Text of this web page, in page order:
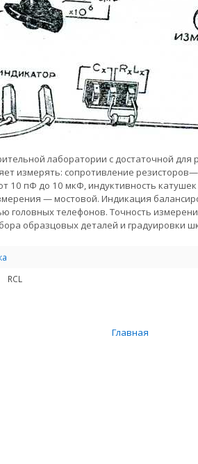
лаборатории с достаточной для
измерять: сопротивление
10 пФ до 10 мкФ, индуктивность
— мостовой. Индикация
головных телефонов. Точность
образцовых деталей и градуировки
RCL
Главная